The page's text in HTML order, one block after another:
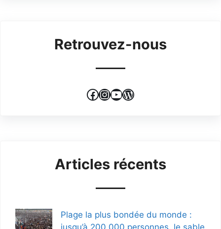
Retrouvez-nous
Facebook
Instagram
YouTube
WordPress
Articles récents
Plage la plus bondée du monde :